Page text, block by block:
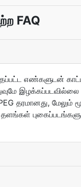
FAQ
எண்களுடன்
தரமானது, மேலும்